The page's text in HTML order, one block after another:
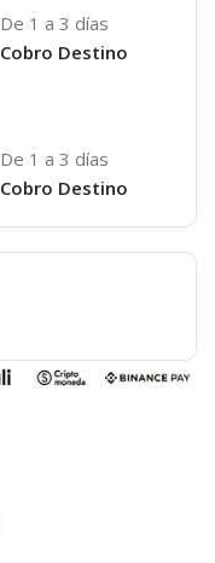
De 1 a 3 días
Cobro Destino
De 1 a 3 días
Cobro Destino